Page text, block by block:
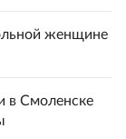
женщине
в Смоленске